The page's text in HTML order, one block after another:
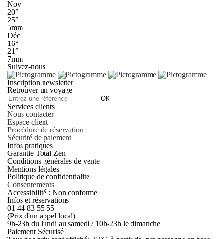
Nov
20°
25°
5mm
Déc
16°
21°
7mm
Suivez-nous
Inscription newsletter
Retrouver un voyage
OK
Services clients
Nous contacter
Espace client
Procédure de réservation
Sécurité de paiement
Infos pratiques
Garantie Total Zen
Conditions générales de vente
Mentions légales
Politique de confidentialité
Consentements
Accessibilité : Non conforme
Infos et réservations
01 44 83 55 55
(Prix d'un appel local)
9h-23h du lundi au samedi / 10h-23h le dimanche
Paiement Sécurisé